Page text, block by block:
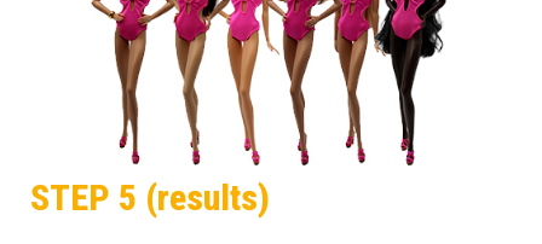
STEP 5 (results)